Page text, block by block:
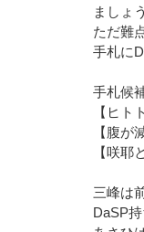
ましょ
ただ難
手札に
手札候
【ヒト
【腹が
【咲耶
三峰は
DaSP